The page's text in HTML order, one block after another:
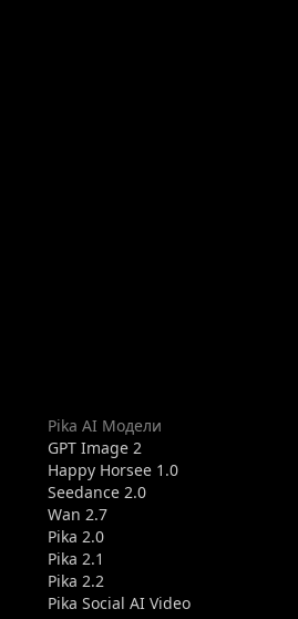
Pika AI Модели
GPT Image 2
Happy Horsee 1.0
Seedance 2.0
Wan 2.7
Pika 2.0
Pika 2.1
Pika 2.2
Pika Social AI Video